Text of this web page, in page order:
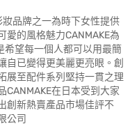
妝品牌之一為時下女性提供
的風格魅力CANMAKE為
望每一個人都可以用最簡
自已變得更美麗更亮眼。創
展至配件系列堅持一貫之理
在日本受到大家
創新熱賣產品市場佳評不
公司